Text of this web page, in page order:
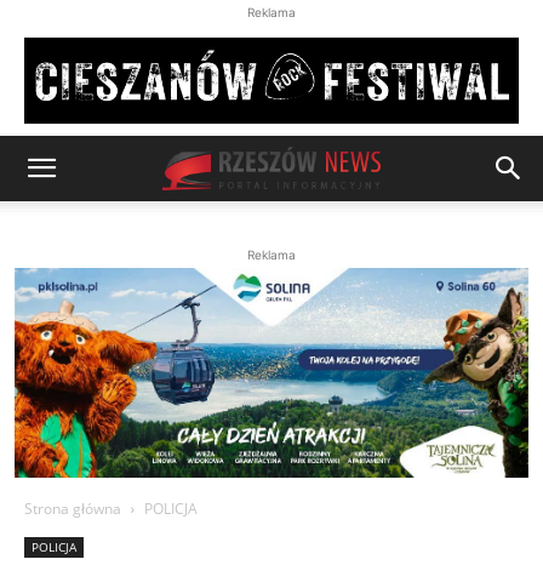
Reklama
Reklama
Strona główna POLICJA
POLICJA